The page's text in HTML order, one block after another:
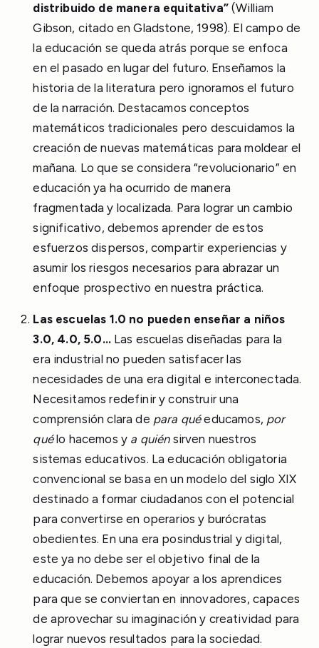
distribuido de manera equitativa”(William
Gibson, citado en Gladstone, 1998). El campo de
la educación se queda atrás porque se enfoca
en el pasado en lugar del futuro. Enseñamos la
historia de la literatura pero ignoramos el futuro
de la narración. Destacamos conceptos
matemáticos tradicionales pero descuidamos la
creación de nuevas matemáticas para moldear el
mañana. Lo que se considera “revolucionario” en
educación ya ha ocurrido de manera
fragmentada y localizada. Para lograr un cambio
significativo, debemos aprender de estos
esfuerzos dispersos, compartir experiencias y
asumir los riesgos necesarios para abrazar un
enfoque prospectivo en nuestra práctica.
Las escuelas 1.0 no pueden enseñar a niños
3.0, 4.0, 5.0…Las escuelas diseñadas para la
era industrial no pueden satisfacer las
necesidades de una era digital e interconectada.
Necesitamos redefinir y construir una
comprensión clara de para quéeducamos, por
quélo hacemos y a quiénsirven nuestros
sistemas educativos. La educación obligatoria
convencional se basa en un modelo del siglo XIX
destinado a formar ciudadanos con el potencial
para convertirse en operarios y burócratas
obedientes. En una era posindustrial y digital,
este ya no debe ser el objetivo final de la
educación. Debemos apoyar a los aprendices
para que se conviertan en innovadores, capaces
de aprovechar su imaginación y creatividad para
lograr nuevos resultados para la sociedad.